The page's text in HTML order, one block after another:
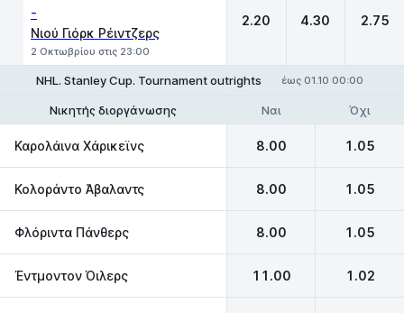
-
Νιού Γιόρκ Ρέιντζερς
2 Οκτωβρίου στις 23:00
2.20 4.30 2.75
NHL. Stanley Cup. Tournament outrights έως 01.10 00:00
Νικητής διοργάνωσης Να φτάσει στον τελικό
Ναι Όχι
Καρολάινα Χάρικεϊνς 8.00 1.05
Κολοράντο Άβαλαντς 8.00 1.05
Φλόριντα Πάνθερς 8.00 1.05
Έντμοντον Όιλερς 11.00 1.02